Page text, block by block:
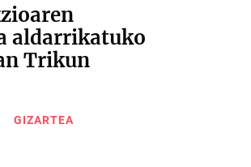
aldarrikatuko
Trikun
GIZARTEA